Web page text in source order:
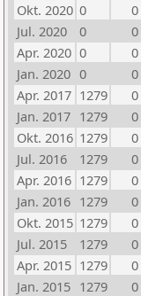
Okt. 2020 0 0
Jul. 2020
0 0
Apr. 2020 0 0
Jan. 2020 0 0
Apr. 2017 1279 0
Jan. 2017 1279 0
Okt. 2016 1279 0
Jul. 2016
1279 0
Apr. 2016 1279 0
Jan. 2016 1279 0
Okt. 2015 1279 0
Jul. 2015
1279 0
Apr. 2015 1279 0
Jan. 2015 1279 0